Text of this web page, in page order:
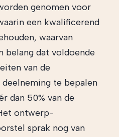
genomen voor
een kwalificerend
waarvan
belang dat voldoende
van de
te bepalen
dan 50% van de
ontwerp-
sprak nog van